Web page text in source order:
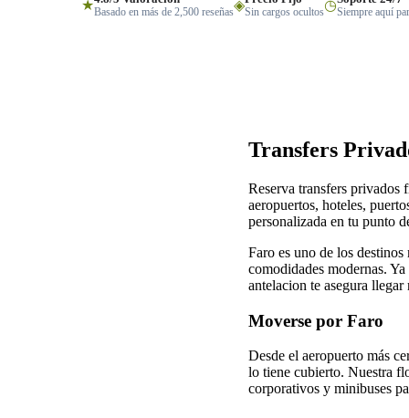
★Basado en más de 2,500 reseñas◈Sin cargos ocultos◷Siempre aquí
Transfers
Reserva transfers privados
aeropuertos, hoteles,
personalizada en tu punto
Faro es uno de los
comodidades modernas.
antelacion te asegura
Moverse por Faro
Desde el aeropuerto más
lo tiene cubierto. Nuestra
corporativos y minibuses